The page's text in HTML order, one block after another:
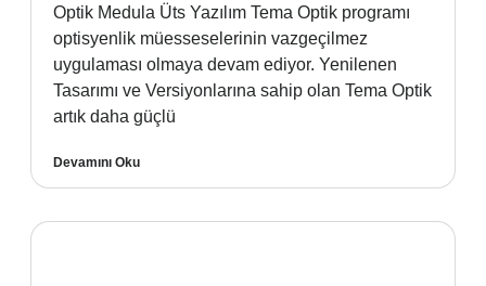
Optik Medula Üts Yazılım Tema Optik programı
optisyenlik müesseselerinin vazgeçilmez
uygulaması olmaya devam ediyor. Yenilenen
Tasarımı ve Versiyonlarına sahip olan Tema Optik
artık daha güçlü
Devamını Oku